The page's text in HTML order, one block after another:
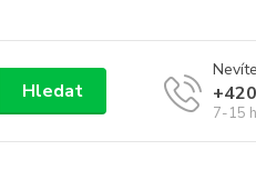
Hledat
7-15